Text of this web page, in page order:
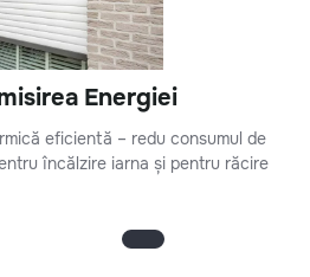
Energiei
eficientă – redu consumul de
încălzire iarna și pentru răcire